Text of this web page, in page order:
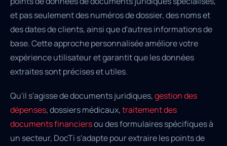
et pas seulement des numéros de dossier, des noms et
des dates de clients, ainsi que d'autres informations de
base. Cette approche personnalisée améliore votre
expérience utilisateur et garantit que les données
extraites sont précises et utiles.
Qu'il s'agisse de documents juridiques,gestion des
dépenses, dossiers médicaux,traitement des
documents financiersou des formulaires spécifiques à
un secteur, DocTi s'adapte pour extraire les points de